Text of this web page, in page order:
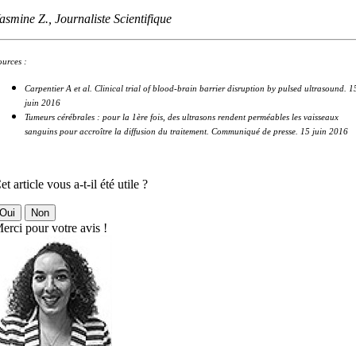
Z., Journaliste Scientifique
:
Carpentier A et al. Clinical trial of blood-brain barrier disruption by pulsed ultrasound.
juin 2016
Tumeurs cérébrales : pour la 1ère fois, des ultrasons rendent perméables les vaisseaux
sanguins pour accroître la diffusion du traitement. Communiqué de presse. 15 juin 2016
article vous a-t-il été utile ?
Non
pour votre avis !